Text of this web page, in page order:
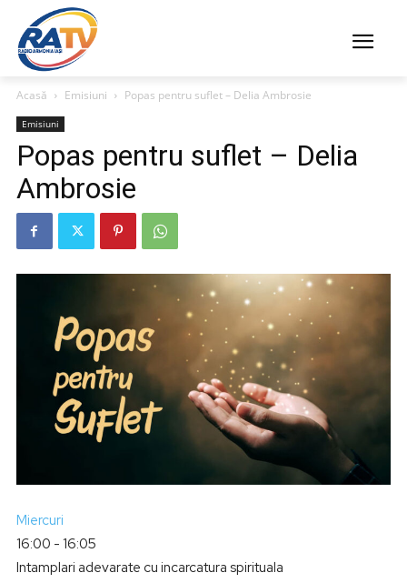
Acasă Emisiuni Popas pentru suflet – Delia Ambrosie
Emisiuni
Popas pentru suflet – Delia
Ambrosie
Miercuri
16:00 - 16:05
Intamplari adevarate cu incarcatura spirituala